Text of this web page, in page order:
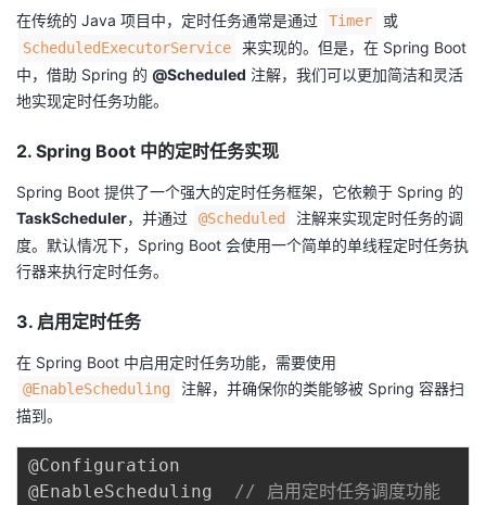
学
堂
的
课
我
的
我
验
收
藏
持
我
技
术
的
云
议
在传统的 Java 项目中，定时任务通常是通过 Timer 或
ScheduledExecutorService
来实现的。但是，在 Spring Boot
中，借助 Spring 的 @Scheduled 注解，我们可以更加简洁和灵活
地实现定时任务功能。
2. Spring Boot 中的定时任务实现
Spring Boot 提供了一个强大的定时任务框架，它依赖于 Spring 的
TaskScheduler，并通过 @Scheduled
注解来实现定时任务的调
度。默认情况下，Spring Boot 会使用一个简单的单线程定时任务执
行器来执行定时任务。
3. 启用定时任务
在 Spring Boot 中启用定时任务功能，需要使用
@EnableScheduling
注解，并确保你的类能够被 Spring 容器扫
描到。
@Configuration
@EnableScheduling
// 启用定时任务调度功能